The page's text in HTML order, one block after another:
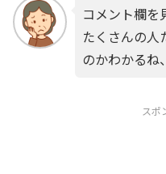
コメント欄を
たくさんの人
のかわかるね
スポ